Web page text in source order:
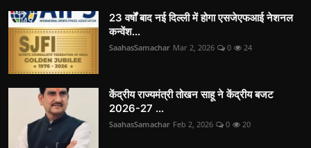
23 वर्षों बाद नई दिल्ली में होगा एसजेएफआई नेशनल
कन्वेंश...
SaahasSamachar Mar 2, 2026 0 24
केंद्रीय राज्यमंत्री तोखन साहू ने केंद्रीय बजट
2026-27 ...
SaahasSamachar Feb 2, 2026 0 20